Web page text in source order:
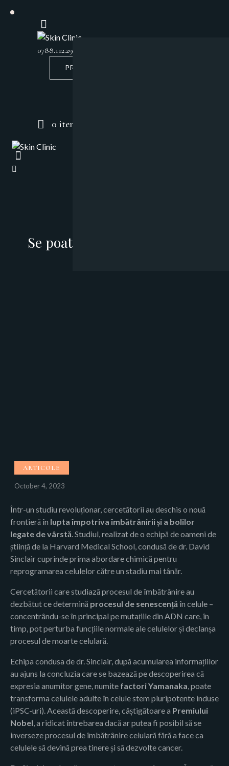
0788.112.299
PROGRAMARE
0 items
Se poate inversa procesul de
ARTICOLE
October 4, 2023
Într-un studiu revoluționar, cercetătorii au deschis o nouă
frontieră în lupta împotriva îmbătrânirii și a bolilor
legate de vârstă. Studiul, realizat de o echipă de oameni de
știință de la Harvard Medical School, condusă de dr. David
Sinclair cuprinde prima abordare chimică pentru
reprogramarea celulelor către un stadiu mai tânăr.
Cercetătorii care studiază procesul de îmbătrânire au
dezbătut ce determină procesul de senescență în celule –
concentrându-se în principal pe mutațiile din ADN care, în
timp, pot perturba funcțiile normale ale celulelor și declanșa
procesul de moarte celulară.
Echipa condusa de dr. Sinclair, după acumularea informațiilor
au ajuns la concluzia care se bazează pe descoperirea că
expresia anumitor gene, numite factori Yamanaka, poate
transforma celulele adulte în celule stem pluripotente induse
(iPSC-uri). Această descoperire, câștigătoare a Premiului
Nobel, a ridicat întrebarea dacă ar putea fi posibil să se
inverseze procesul de îmbătrânire celulară fără a face ca
celulele să devină prea tinere și să dezvolte cancer.